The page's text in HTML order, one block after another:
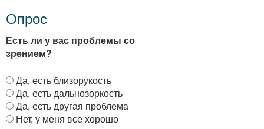
Опрос
Есть ли у вас проблемы со
зрением?
В
а
р
и
Да, есть близорукость
Да, есть дальнозоркость
Да, есть другая проблема
Нет, у меня все хорошо